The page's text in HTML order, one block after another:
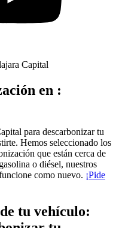
Capital
en :
para descarbonizar tu
Hemos seleccionado los
que están cerca de
o diésel, nuestros
como nuevo. ¡Pide
tu vehículo: